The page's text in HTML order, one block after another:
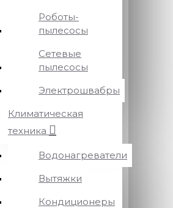
Роботы-
пылесосы
Сетевые
пылесосы
Электрошвабры
Климатическая
техника
Водонагреватели
Вытяжки
Кондиционеры